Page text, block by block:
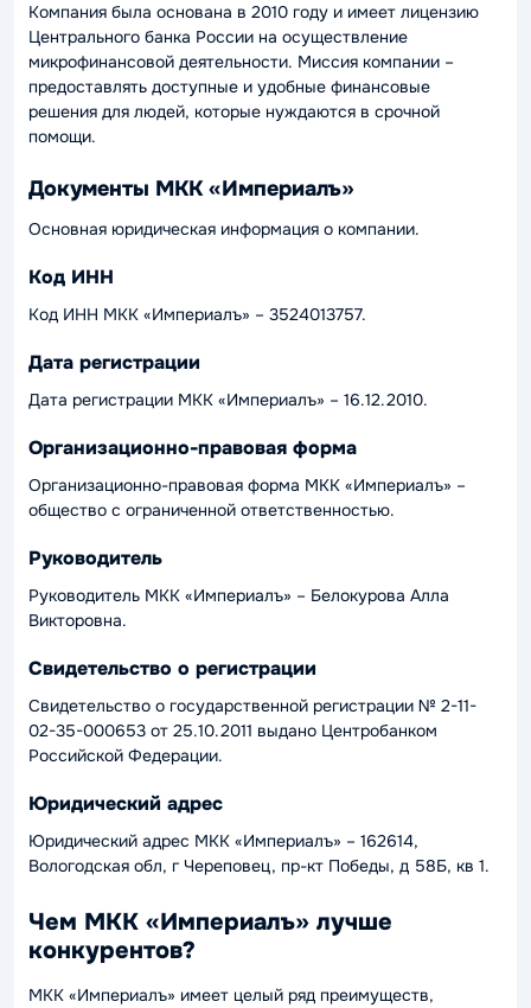
Компания была основана в 2010 году и имеет лицензию
Центрального банка России на осуществление
микрофинансовой деятельности. Миссия компании –
предоставлять доступные и удобные финансовые
решения для людей, которые нуждаются в срочной
помощи.
Документы МКК «Империалъ»
Основная юридическая информация о компании.
Код ИНН
Код ИНН МКК «Империалъ» – 3524013757.
Дата регистрации
Дата регистрации МКК «Империалъ» – 16.12.2010.
Организационно-правовая форма
Организационно-правовая форма МКК «Империалъ» –
общество с ограниченной ответственностью.
Руководитель
Руководитель МКК «Империалъ» – Белокурова Алла
Викторовна.
Свидетельство о регистрации
Свидетельство о государственной регистрации № 2-11-
02-35-000653 от 25.10.2011 выдано Центробанком
Российской Федерации.
Юридический адрес
Юридический адрес МКК «Империалъ» – 162614,
Вологодская обл, г Череповец, пр-кт Победы, д 58Б, кв 1.
Чем МКК «Империалъ» лучше
конкурентов?
МКК «Империалъ» имеет целый ряд преимуществ,